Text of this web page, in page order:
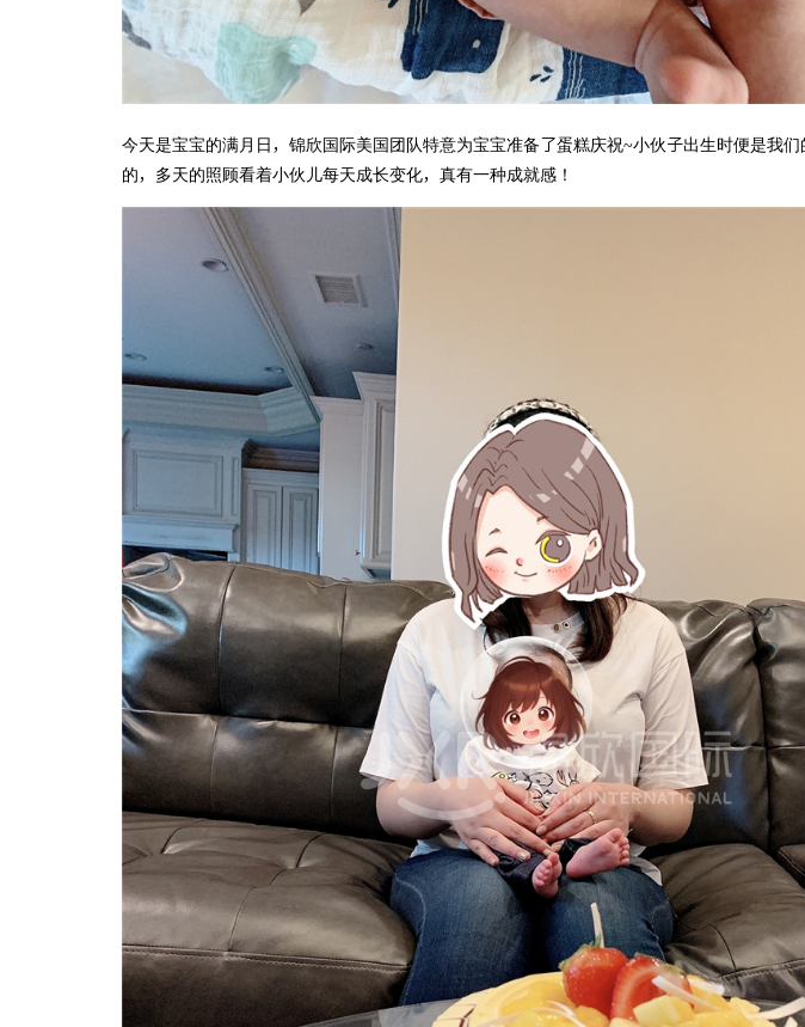
今天是宝宝的满月日，锦欣国际美国团队特意为宝宝准备了蛋糕庆祝~小伙子出生时便是我
的，多天的照顾看着小伙儿每天成长变化，真有一种成就感！